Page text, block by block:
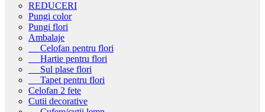
REDUCERI
Pungi color
Pungi flori
Ambalaje
Celofan pentru flori
Hartie pentru flori
Sul plase flori
Tapet pentru flori
Celofan 2 fete
Cutii decorative